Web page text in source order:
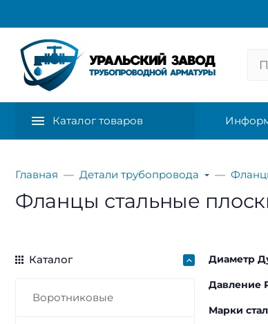
Каталог товаров
Главная Детали трубопровода
Фланцы стальные
Каталог
Воротниковые
Диаметр
Давление
Марки